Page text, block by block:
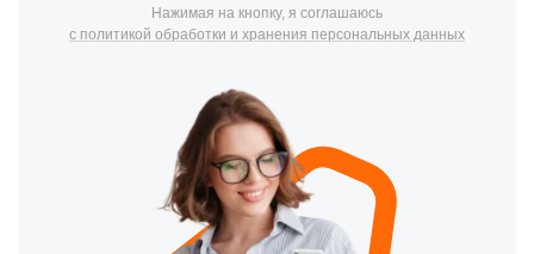
Нажимая на кнопку, я соглашаюсь
с политикой обработки и хранения персональных данных